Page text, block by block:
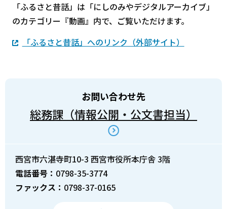
「ふるさと昔話」は「にしのみやデジタルアーカイブ」
のカテゴリー『動画』内で、ご覧いただけます。
「ふるさと昔話」へのリンク（外部サイト）
お問い合わせ先
総務課（情報公開・公文書担当）
西宮市六湛寺町10-3 西宮市役所本庁舎 3階
電話番号： 0798-35-3774
ファックス： 0798-37-0165